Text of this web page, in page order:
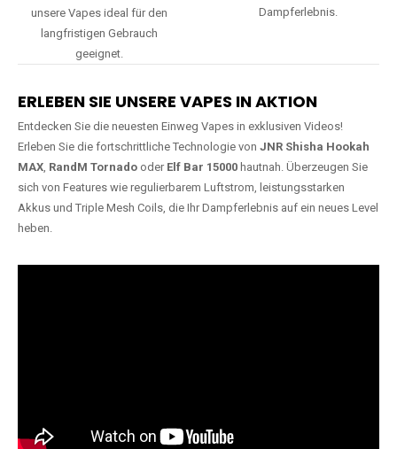
unsere Vapes ideal für den
langfristigen Gebrauch
geeignet.
Dampferlebnis.
ERLEBEN SIE UNSERE VAPES IN AKTION
Entdecken Sie die neuesten Einweg Vapes in exklusiven Videos!
Erleben Sie die fortschrittliche Technologie von JNR Shisha Hookah
MAX, RandM Tornado oder Elf Bar 15000 hautnah. Überzeugen Sie
sich von Features wie regulierbarem Luftstrom, leistungsstarken
Akkus und Triple Mesh Coils, die Ihr Dampferlebnis auf ein neues Level
heben.